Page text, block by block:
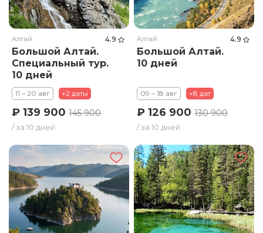
Алтай 4.9
Большой Алтай.
Специальный тур.
10 дней
11 – 20 авг +2 даты
₽ 139 900 145 900
/ за 10 дней
Алтай 4.9
Большой Алтай.
10 дней
09 – 18 авг +8 дат
₽ 126 900130 900
/ за 10 дней